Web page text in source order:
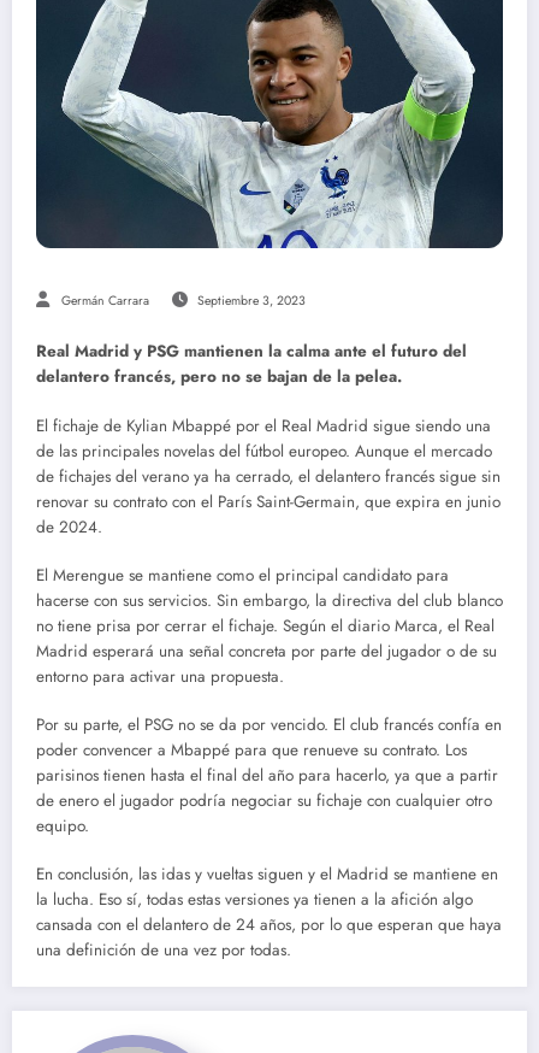
Germán Carrara Septiembre 3, 2023
Real Madrid y PSG mantienen la calma ante el futuro del
delantero francés, pero no se bajan de la pelea.
El fichaje de Kylian Mbappé por el Real Madrid sigue siendo una
de las principales novelas del fútbol europeo. Aunque el mercado
de fichajes del verano ya ha cerrado, el delantero francés sigue sin
renovar su contrato con el París Saint-Germain, que expira en junio
de 2024.
El Merengue se mantiene como el principal candidato para
hacerse con sus servicios. Sin embargo, la directiva del club blanco
no tiene prisa por cerrar el fichaje. Según el diario Marca, el Real
Madrid esperará una señal concreta por parte del jugador o de su
entorno para activar una propuesta.
Por su parte, el PSG no se da por vencido. El club francés confía en
poder convencer a Mbappé para que renueve su contrato. Los
parisinos tienen hasta el final del año para hacerlo, ya que a partir
de enero el jugador podría negociar su fichaje con cualquier otro
equipo.
En conclusión, las idas y vueltas siguen y el Madrid se mantiene en
la lucha. Eso sí, todas estas versiones ya tienen a la afición algo
cansada con el delantero de 24 años, por lo que esperan que haya
una definición de una vez por todas.